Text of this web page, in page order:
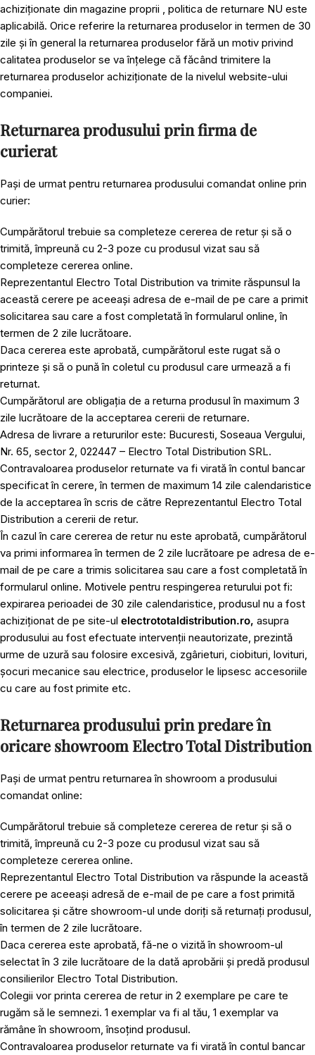
achiziționate din magazine proprii , politica de returnare NU este
aplicabilă. Orice referire la returnarea produselor in termen de 30
zile și în general la returnarea produselor fără un motiv privind
calitatea produselor se va înțelege că făcând trimitere la
returnarea produselor achiziționate de la nivelul website-ului
companiei.
Returnarea produsului prin firma de
curierat
Pași de urmat pentru returnarea produsului comandat online prin
curier:
Cumpărătorul trebuie sa completeze cererea de retur și să o
trimită, împreună cu 2-3 poze cu produsul vizat sau să
completeze cererea online.
Reprezentantul Electro Total Distribution va trimite răspunsul la
această cerere pe aceeași adresa de e-mail de pe care a primit
solicitarea sau care a fost completată în formularul online, în
termen de 2 zile lucrătoare.
Daca cererea este aprobată, cumpărătorul este rugat să o
printeze și să o pună în coletul cu produsul care urmează a fi
returnat.
Cumpărătorul are obligația de a returna produsul în maximum 3
zile lucrătoare de la acceptarea cererii de returnare.
Adresa de livrare a retururilor este: Bucuresti, Soseaua Vergului,
Nr. 65, sector 2, 022447 – Electro Total Distribution SRL.
Contravaloarea produselor returnate va fi virată în contul bancar
specificat în cerere, în termen de maximum 14 zile calendaristice
de la acceptarea în scris de către Reprezentantul Electro Total
Distribution a cererii de retur.
În cazul în care cererea de retur nu este aprobată, cumpărătorul
va primi informarea în termen de 2 zile lucrătoare pe adresa de e-
mail de pe care a trimis solicitarea sau care a fost completată în
formularul online. Motivele pentru respingerea returului pot fi:
expirarea perioadei de 30 zile calendaristice, produsul nu a fost
achiziționat de pe site-ul electrototaldistribution.ro, asupra
produsului au fost efectuate intervenții neautorizate, prezintă
urme de uzură sau folosire excesivă, zgârieturi, ciobituri, lovituri,
șocuri mecanice sau electrice, produselor le lipsesc accesoriile
cu care au fost primite etc.
Returnarea produsului prin predare în
oricare showroom Electro Total Distribution
Pași de urmat pentru returnarea în showroom a produsului
comandat online:
Cumpărătorul trebuie să completeze cererea de retur și să o
trimită, împreună cu 2-3 poze cu produsul vizat sau să
completeze cererea online.
Reprezentantul Electro Total Distribution va răspunde la această
cerere pe aceeași adresă de e-mail de pe care a fost primită
solicitarea și către showroom-ul unde doriți să returnați produsul,
în termen de 2 zile lucrătoare.
Daca cererea este aprobată, fă-ne o vizită în showroom-ul
selectat în 3 zile lucrătoare de la dată aprobării și predă produsul
consilierilor Electro Total Distribution.
Colegii vor printa cererea de retur in 2 exemplare pe care te
rugăm să le semnezi. 1 exemplar va fi al tău, 1 exemplar va
rămâne în showroom, însoțind produsul.
Contravaloarea produselor returnate va fi virată în contul bancar